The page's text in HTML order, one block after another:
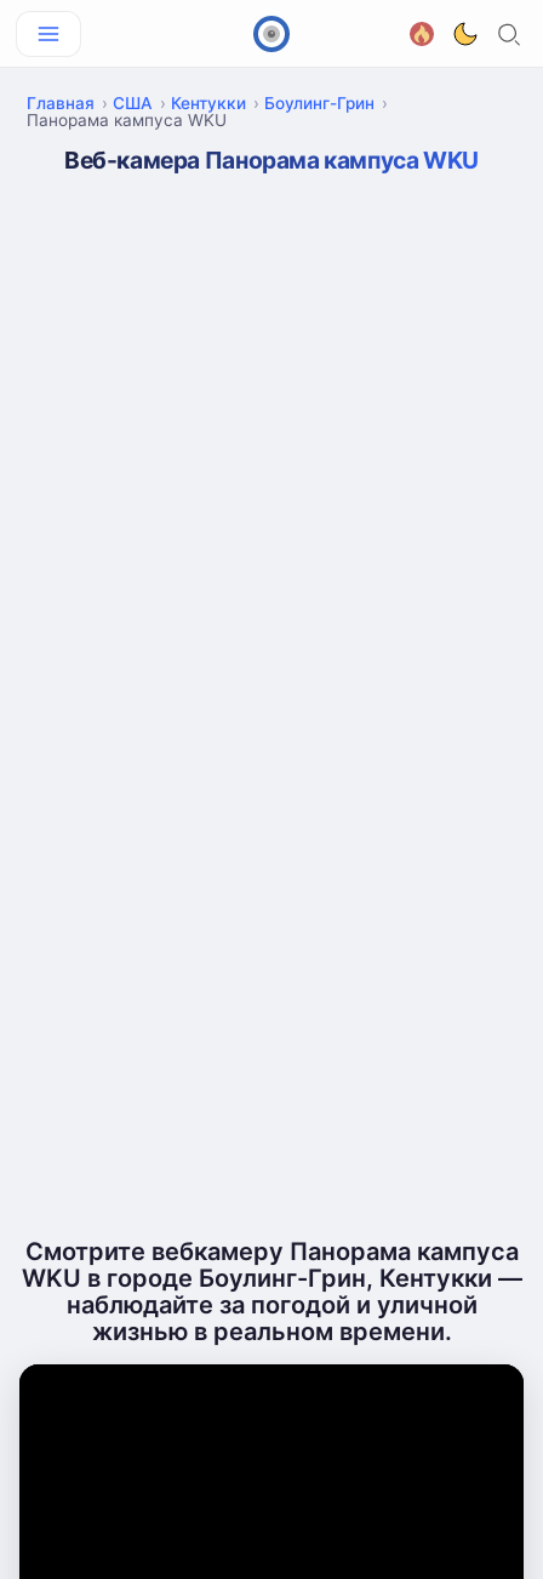
Главная США Кентукки
Боулинг-Грин
Панорама кампуса WKU
Веб-камера Панорама кампуса WKU
Смотрите вебкамеру Панорама кампуса
WKU в городе Боулинг-Грин, Кентукки —
наблюдайте за погодой и уличной
жизнью в реальном времени.